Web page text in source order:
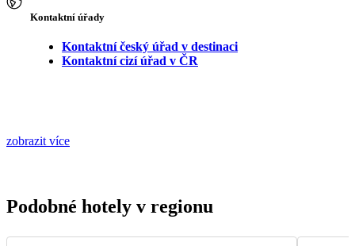
Kontaktní úřady
Kontaktní český úřad v destinaci
Kontaktní cizí úřad v ČR
zobrazit více
Podobné hotely v regionu